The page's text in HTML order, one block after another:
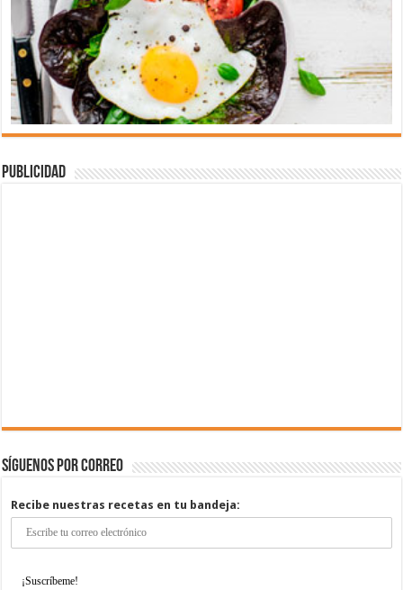
Publicidad
Síguenos por correo
Recibe nuestras recetas en tu bandeja: